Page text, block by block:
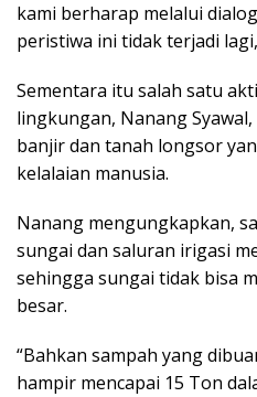
kami berharap melalui
peristiwa ini tidak terjadi
Sementara itu salah satu
lingkungan, Nanang
banjir dan tanah longsor
kelalaian manusia.
Nanang mengungkapkan,
sungai dan saluran irigasi
sehingga sungai tidak bisa
besar.
“Bahkan sampah yang
hampir mencapai 15 Ton